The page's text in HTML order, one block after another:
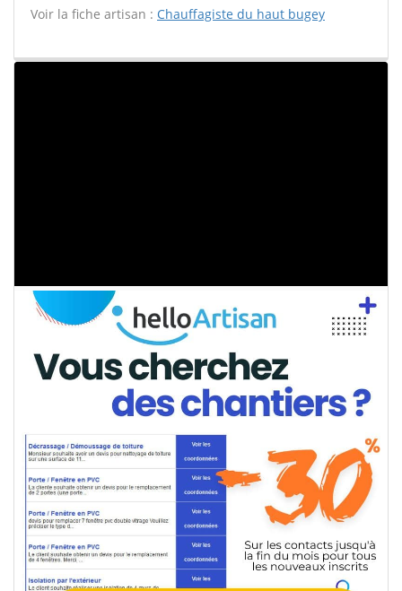
Voir la fiche artisan : Chauffagiste du haut bugey